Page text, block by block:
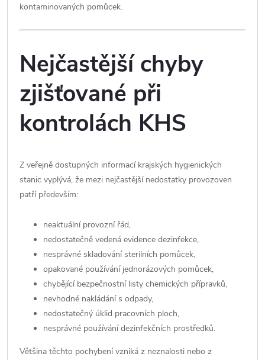
kontaminovaných pomůcek.
Nejčastější chyby
zjišťované při
kontrolách KHS
Z veřejně dostupných informací krajských hygienických
stanic vyplývá, že mezi nejčastější nedostatky provozoven
patří především:
neaktuální provozní řád,
nedostatečně vedená evidence dezinfekce,
nesprávné skladování sterilních pomůcek,
opakované používání jednorázových pomůcek,
chybějící bezpečnostní listy chemických přípravků,
nevhodné nakládání s odpady,
nedostatečný úklid pracovních ploch,
nesprávné používání dezinfekčních prostředků.
Většina těchto pochybení vzniká z neznalosti nebo z